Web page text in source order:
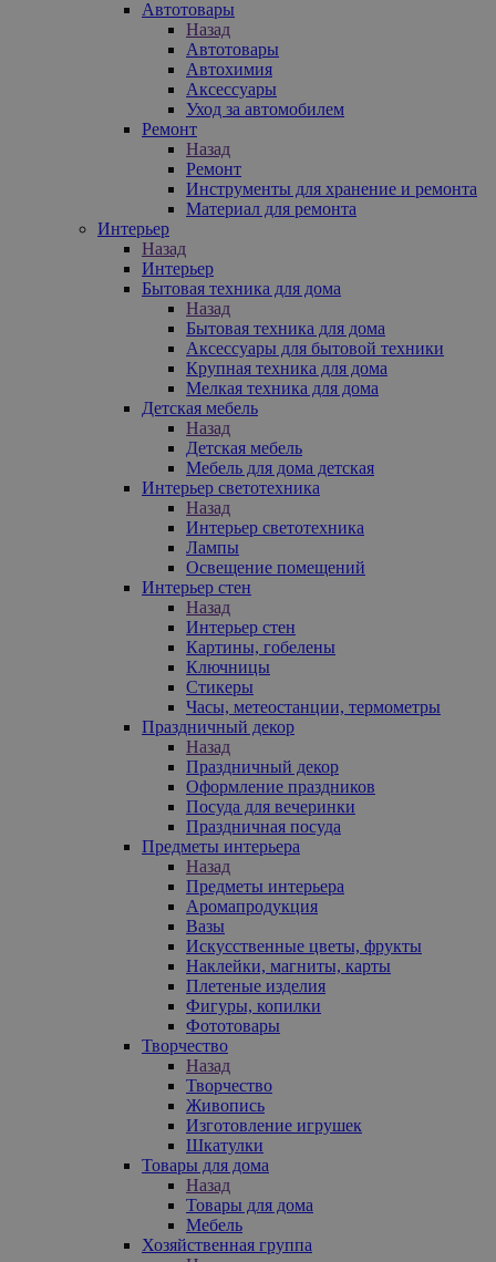
Автотовары
Назад
Автотовары
Автохимия
Аксессуары
Уход за автомобилем
Ремонт
Назад
Ремонт
Инструменты для хранение и ремонта
Материал для ремонта
Интерьер
Назад
Интерьер
Бытовая техника для дома
Назад
Бытовая техника для дома
Аксессуары для бытовой техники
Крупная техника для дома
Мелкая техника для дома
Детская мебель
Назад
Детская мебель
Мебель для дома детская
Интерьер светотехника
Назад
Интерьер светотехника
Лампы
Освещение помещений
Интерьер стен
Назад
Интерьер стен
Картины, гобелены
Ключницы
Стикеры
Часы, метеостанции, термометры
Праздничный декор
Назад
Праздничный декор
Оформление праздников
Посуда для вечеринки
Праздничная посуда
Предметы интерьера
Назад
Предметы интерьера
Аромапродукция
Вазы
Искусственные цветы, фрукты
Наклейки, магниты, карты
Плетеные изделия
Фигуры, копилки
Фототовары
Творчество
Назад
Творчество
Живопись
Изготовление игрушек
Шкатулки
Товары для дома
Назад
Товары для дома
Мебель
Хозяйственная группа